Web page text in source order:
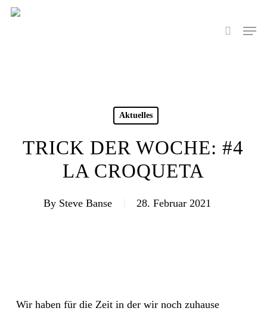
Skip
search
Menu
Aktuelles
TRICK DER WOCHE: #4
LA CROQUETA
By Steve Banse 28. Februar 2021
Wir haben für die Zeit in der wir noch zuhause